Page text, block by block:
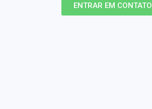
ENTRAR EM CONTATO